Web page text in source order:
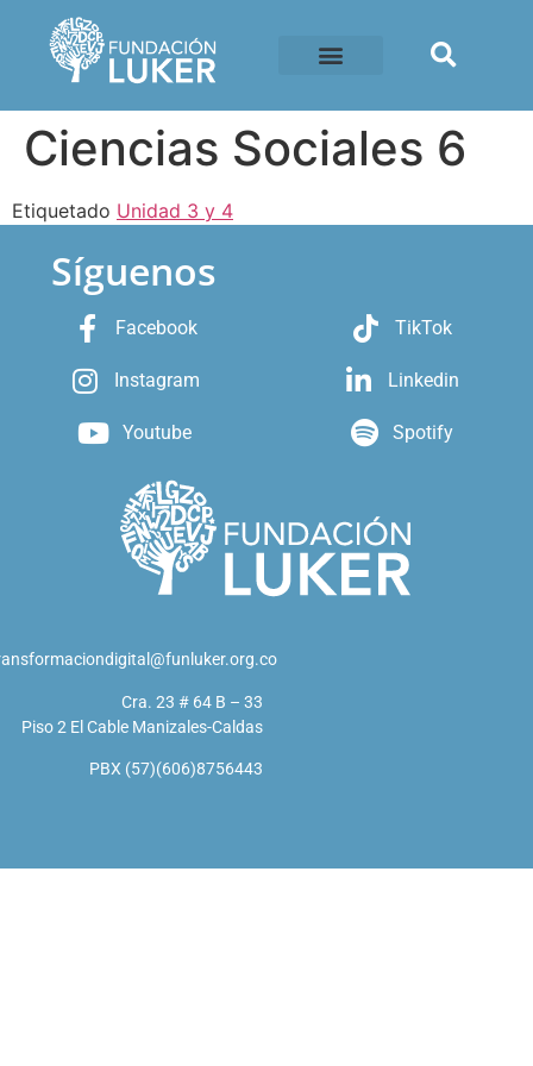
Ciencias Sociales 6
Etiquetado Unidad 3 y 4
Síguenos
Facebook
Instagram
Youtube
TikTok
Linkedin
Spotify
Cra. 23 # 64 B – 33
Piso 2 El Cable Manizales-Caldas
PBX (57)(606)8756443